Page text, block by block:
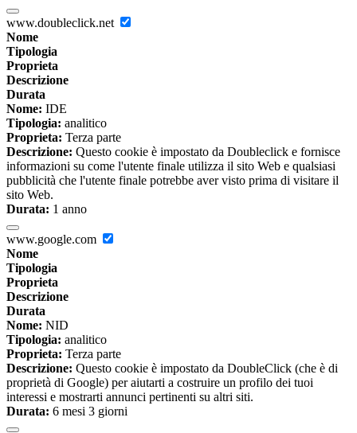
www.doubleclick.net
Nome
Tipologia
Proprieta
Descrizione
Durata
Nome: IDE
Tipologia: analitico
Proprieta: Terza parte
Descrizione: Questo cookie è impostato da Doubleclick e fornisce
informazioni su come l'utente finale utilizza il sito Web e qualsiasi
pubblicità che l'utente finale potrebbe aver visto prima di visitare il
sito Web.
Durata: 1 anno
www.google.com
Nome
Tipologia
Proprieta
Descrizione
Durata
Nome: NID
Tipologia: analitico
Proprieta: Terza parte
Descrizione: Questo cookie è impostato da DoubleClick (che è di
proprietà di Google) per aiutarti a costruire un profilo dei tuoi
interessi e mostrarti annunci pertinenti su altri siti.
Durata: 6 mesi 3 giorni